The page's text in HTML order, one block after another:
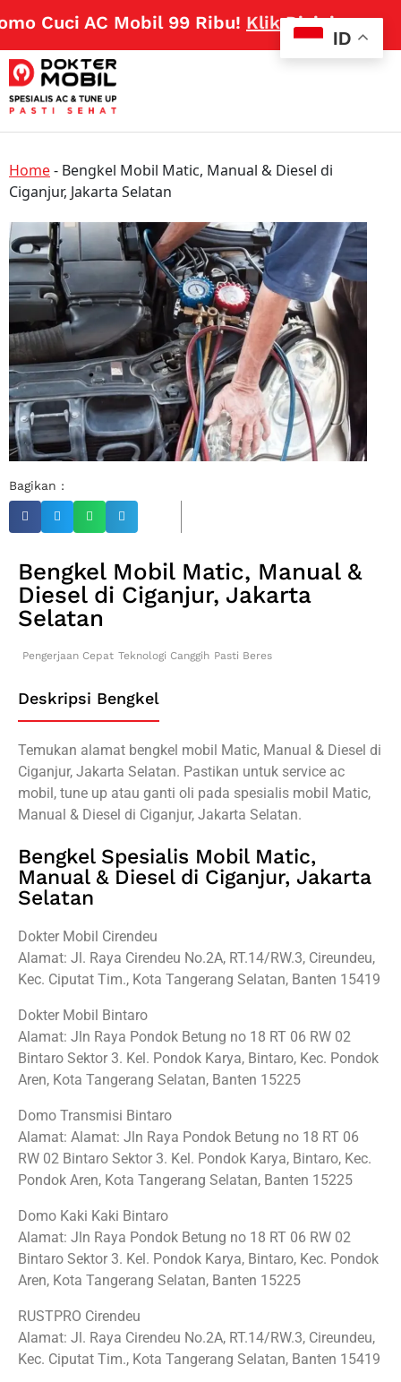
Cuci AC Mobil 99 Ribu!Klik Disini
Home- Bengkel Mobil Matic, Manual & Diesel di
Ciganjur, Jakarta Selatan
Bagikan :
Bengkel Mobil Matic, Manual &
Diesel di Ciganjur, Jakarta
Selatan
Pengerjaan Cepat Teknologi Canggih Pasti Beres
Deskripsi Bengkel
Temukan alamat bengkel mobil Matic, Manual & Diesel di
Ciganjur, Jakarta Selatan. Pastikan untuk service ac
mobil, tune up atau ganti oli pada spesialis mobil Matic,
Manual & Diesel di Ciganjur, Jakarta Selatan.
Bengkel Spesialis Mobil Matic,
Manual & Diesel di Ciganjur, Jakarta
Selatan
Dokter Mobil Cirendeu
Alamat: Jl. Raya Cirendeu No.2A, RT.14/RW.3, Cireundeu,
Kec. Ciputat Tim., Kota Tangerang Selatan, Banten 15419
Dokter Mobil Bintaro
Alamat: Jln Raya Pondok Betung no 18 RT 06 RW 02
Bintaro Sektor 3. Kel. Pondok Karya, Bintaro, Kec. Pondok
Aren, Kota Tangerang Selatan, Banten 15225
Domo Transmisi Bintaro
Alamat: Alamat: Jln Raya Pondok Betung no 18 RT 06
RW 02 Bintaro Sektor 3. Kel. Pondok Karya, Bintaro, Kec.
Pondok Aren, Kota Tangerang Selatan, Banten 15225
Domo Kaki Kaki Bintaro
Alamat: Jln Raya Pondok Betung no 18 RT 06 RW 02
Bintaro Sektor 3. Kel. Pondok Karya, Bintaro, Kec. Pondok
Aren, Kota Tangerang Selatan, Banten 15225
RUSTPRO Cirendeu
Alamat: Jl. Raya Cirendeu No.2A, RT.14/RW.3, Cireundeu,
Kec. Ciputat Tim., Kota Tangerang Selatan, Banten 15419
ID